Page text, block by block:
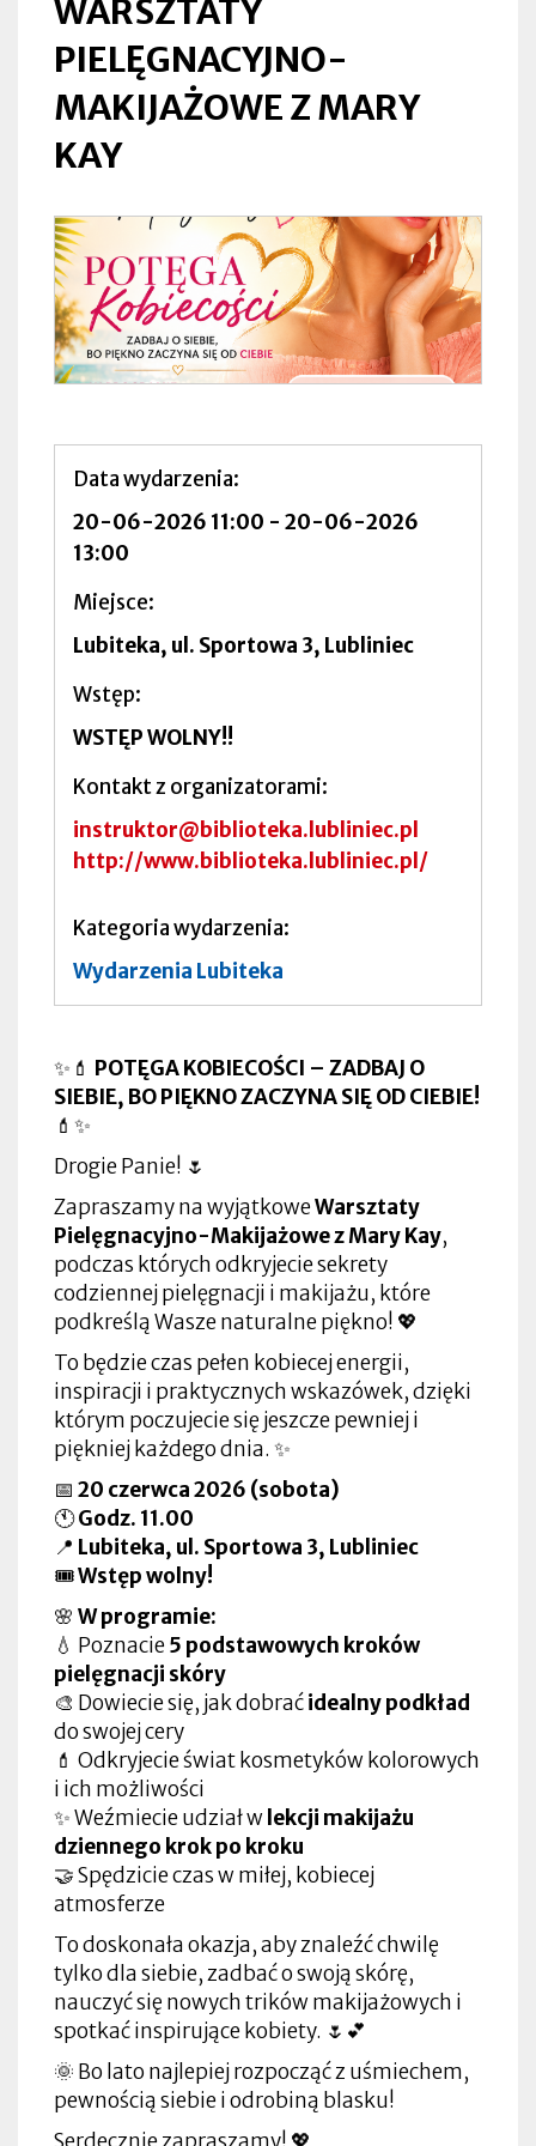
WARSZTATY
PIELĘGNACYJNO-
MAKIJAŻOWE Z MARY
KAY
Data wydarzenia
20-06-2026 11:00 - 20-06-2026
13:00
Miejsce
Lubiteka, ul. Sportowa 3, Lubliniec
Wstęp
WSTĘP WOLNY!!
Kontakt z organizatorami
instruktor@biblioteka.lubliniec.pl
http://www.biblioteka.lubliniec.pl/
Kategoria wydarzenia
Wydarzenia Lubiteka
✨💄 POTĘGA KOBIECOŚCI – ZADBAJ O
SIEBIE, BO PIĘKNO ZACZYNA SIĘ OD CIEBIE!
💄✨
Drogie Panie! 🌷
Zapraszamy na wyjątkoweWarsztaty
Pielęgnacyjno-Makijażowe z Mary Kay,
podczas których odkryjecie sekrety
codziennej pielęgnacji i makijażu, które
podkreślą Wasze naturalne piękno! 💖
To będzie czas pełen kobiecej energii,
inspiracji i praktycznych wskazówek, dzięki
którym poczujecie się jeszcze pewniej i
piękniej każdego dnia. ✨
📅 20 czerwca 2026 (sobota)
🕚Godz. 11.00
📍 Lubiteka, ul. Sportowa 3, Lubliniec
🎟️Wstęp wolny!
🌸 W programie:
💧 Poznacie5 podstawowych kroków
pielęgnacji skóry
🎨 Dowiecie się, jak dobraćidealny podkład
do swojej cery
💄 Odkryjecie świat kosmetyków kolorowych
i ich możliwości
✨ Weźmiecie udział wlekcji makijażu
dziennego krok po kroku
🤝 Spędzicie czas w miłej, kobiecej
atmosferze
To doskonała okazja, aby znaleźć chwilę
tylko dla siebie, zadbać o swoją skórę,
nauczyć się nowych trików makijażowych i
spotkać inspirujące kobiety. 🌷💕
🌞 Bo lato najlepiej rozpocząć z uśmiechem,
pewnością siebie i odrobiną blasku!